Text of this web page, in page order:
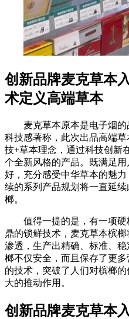
创新品牌麦克草本
术定义高端草本
麦克草本原本是电子烟
科技感著称，此次出品高端
技+草本理念，通过科技创新
个全新风格的产品。既满足
好，充分感受中华草本的魅
续的系列产品规划将一直延
榔。
值得一提的是，有一项
鼎的锁鲜技术，麦克草本槟
渗透，生产出精确、标准、
榔不仅安全，而且保存了更
的技术，突破了人们对槟榔
大的推动作用。
创新品牌麦克草本